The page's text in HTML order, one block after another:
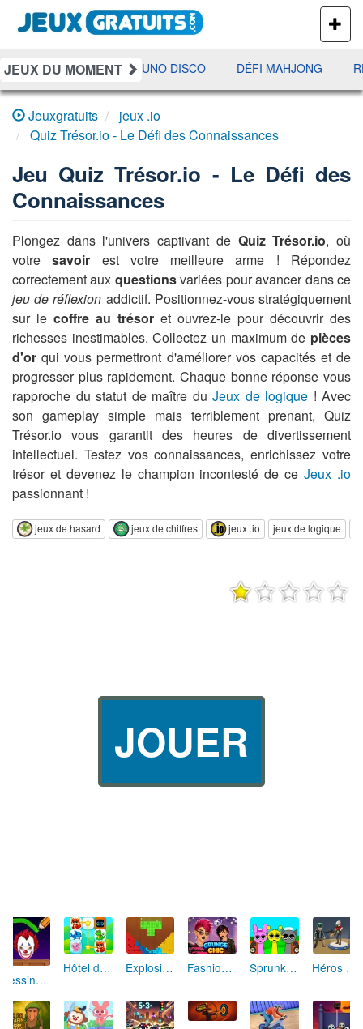
PLUS
DE
JEUX
JEUX DU MOMENT
YAHTZEE UNO DISCO DÉFI MAHJONG
Jeuxgratuits
jeux .io
Quiz Trésor.io - Le Défi des Connaissances
Jeu Quiz Trésor.io - Le Défi des
Connaissances
Plongez dans l'univers captivant de Quiz Trésor.io, où
votresavoir est votre meilleure arme ! Répondez
correctement aux questionsvariées pour avancer dans ce
jeu de réflexion addictif. Positionnez-vous stratégiquement
sur le coffre au trésor et ouvrez-le pour découvrir des
richesses inestimables. Collectez un maximum de pièces
d'or qui vous permettront d'améliorer vos capacités et de
progresser plus rapidement. Chaque bonne réponse vous
rapproche du statut de maître du Jeux de logique ! Avec
son gameplay simple mais terriblement prenant, Quiz
Trésor.io vous garantit des heures de divertissement
intellectuel. Testez vos connaissances, enrichissez votre
trésor et devenez le champion incontesté de ceJeux .io
passionnant !
jeux de hasard jeux de chiffres jeux .io jeux de logique
JOUER
Dessine et Écrase : Le Jeu des Monstres
Hôtel des Animaux de Rêve Explosion de Blocs de Sable Fashion Rebelle: Style Grunge Chic Sprunki Monster: Rythmes Musicaux Monstres Héros des Terres Hostiles